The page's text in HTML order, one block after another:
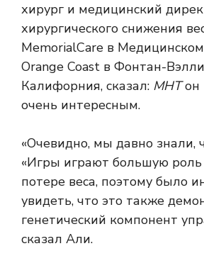
хирург и медицинский
хирургического снижения
MemorialCare в
Orange Coast в Фонтан-
Калифорния, сказал: МНТон
очень интересным.
«Очевидно, мы давно знали,
«Игры играют большую роль
потере веса, поэтому было
увидеть, что это также
генетический компонент
сказал Али.